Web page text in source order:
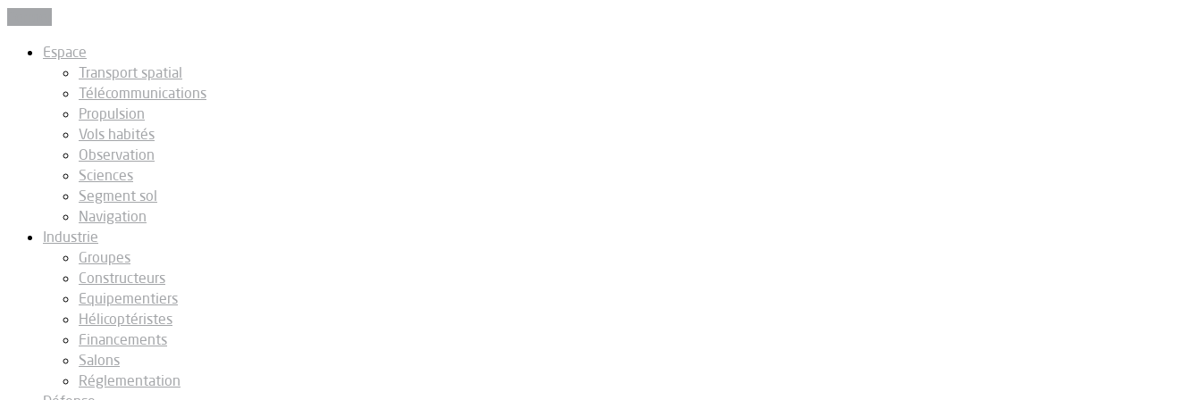
Espace
Transport spatial
Télécommunications
Propulsion
Vols habités
Observation
Sciences
Segment sol
Navigation
Industrie
Groupes
Constructeurs
Equipementiers
Hélicoptéristes
Financements
Salons
Réglementation